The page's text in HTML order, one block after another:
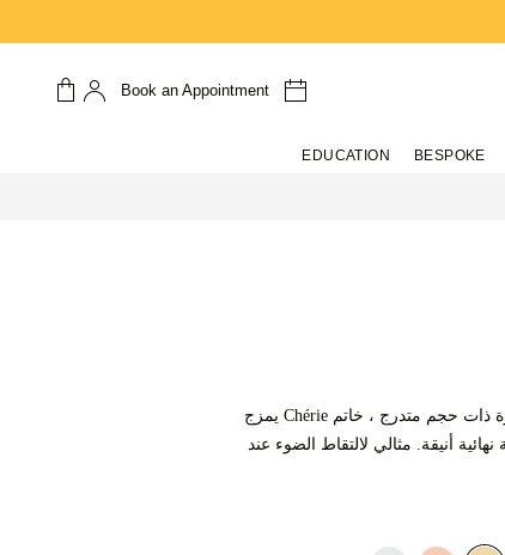
Book an Appointment
BESPOKE
EDUCATION
مرصع بخمسة ماسات كبيرة ذات حجم متدرج ، خاتم Chérie يمزج
أنيقة. مثالي لالتقاط الضوء عند